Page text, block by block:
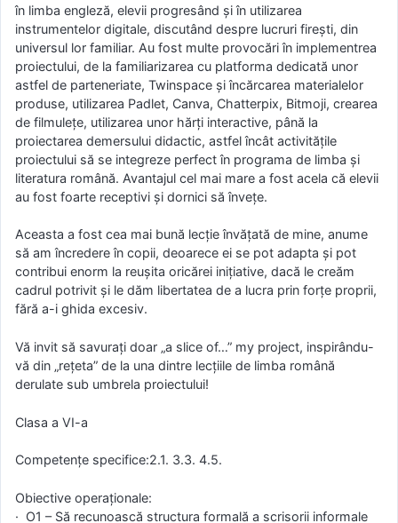
în limba engleză, elevii progresând și în utilizarea
instrumentelor digitale, discutând despre lucruri firești, din
universul lor familiar. Au fost multe provocări în implementrea
proiectului, de la familiarizarea cu platforma dedicată unor
astfel de parteneriate, Twinspace și încărcarea materialelor
produse, utilizarea Padlet, Canva, Chatterpix, Bitmoji, crearea
de filmulețe, utilizarea unor hărți interactive, până la
proiectarea demersului didactic, astfel încât activitățile
proiectului să se integreze perfect în programa de limba și
literatura română. Avantajul cel mai mare a fost acela că elevii
au fost foarte receptivi și dornici să învețe.
Aceasta a fost cea mai bună lecție învățată de mine, anume
să am încredere în copii, deoarece ei se pot adapta și pot
contribui enorm la reușita oricărei inițiative, dacă le creăm
cadrul potrivit și le dăm libertatea de a lucra prin forțe proprii,
fără a-i ghida excesiv.
Vă invit să savurați doar „a slice of…” my project, inspirându-
vă din „rețeta” de la una dintre lecțiile de limba română
derulate sub umbrela proiectului!
Clasa a VI-a
Competențe specifice:2.1. 3.3. 4.5.
Obiective operaționale:
· O1 – Să recunoască structura formală a scrisorii informale